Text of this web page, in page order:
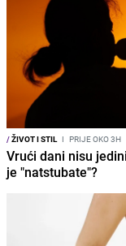
/ŽIVOT I STIL I PRIJE OKO 3H
Vrući dani nisu
je "natstubate"?